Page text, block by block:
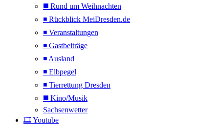
◼️ Rund um Weihnachten
◾ Rückblick MeiDresden.de
◾ Veranstaltungen
◾ Gastbeiträge
◾ Ausland
◾ Elbpegel
◾ Tierrettung Dresden
◼️ Kino/Musik
Sachsenwetter
🎞️ Youtube